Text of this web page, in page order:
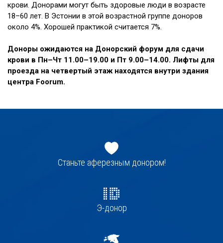
крови. Донорами могут быть здоровые люди в возрасте
18–60 лет. В Эстонии в этой возрастной группе доноров
около 4%. Хорошей практикой считается 7%.
Доноры ожидаются на Донорский форум для сдачи
крови в Пн–Чт 11.00–19.00 и Пт 9.00–14.00. Лифты для
проезда на четвертый этаж находятся внутри здания
центра Foorum.
navigatsioonСтаньте аферезным донором!
Э-донор